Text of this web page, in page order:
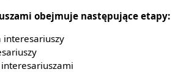
obejmuje następujące etapy:
interesariuszy
interesariuszami